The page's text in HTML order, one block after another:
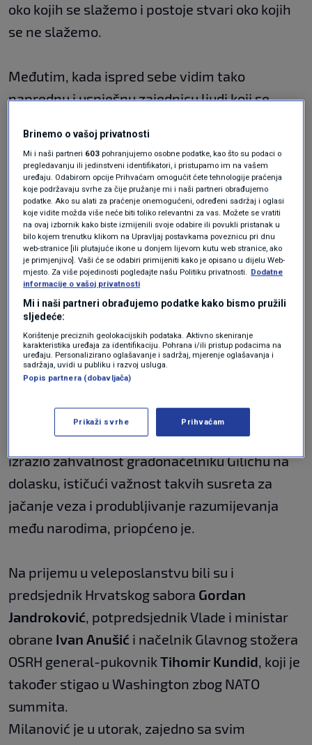
oko kojih se slažemo i postoje stvari oko kojih
se ne slažemo.
Međutim, kada ispred sebe vidim tako
naprednu i uspješnu zajednicu ljudi koji se
da zajedno piju i razmišljaju o Hrvatskoj, to mi
ispunjava srce optimizmom i uvjerenjem da
sve ovo što radim godinama nije bilo uzalud“,
rekao je između ostaloga predsjednikZoran
Milanovićna prijemu koji je organiziralo
veleposlanstvo RH u Washingtonu.
Došao i gradonačelnik
iz Mississippija
Milanović je posebno pozdravio
je doputovao čak iz Mississippija samo kako bi
prisustvovao svečanosti. U tom je smislu
izrazio zahvalnost gradonačelniku Gilichu na
dolasku, ističući važnost takvih susreta za
jačanje veza i produbljivanje razumijevanja
među narodima, priopćeno je.
Na prijemu u veleposlanstvu bili su i
predsjednik Hrvatskog sabora Gordan
Jandroković, potpredsjednik Vlade i ministar
obrane Ivan Anušić i načelnik Glavnog stožera
OSRH general-pukovnik Tihomir Kundid, koji je
također stigao u Washington zbog NATO
summita.
Milanović je u utorak, zajedno sa svim
Brinemo o vašoj privatnosti
Mi i naši partneri 603 pohranjujemo osobne podatke, kao što su podaci o
pregledavanju ili jedinstveni identifikatori, i pristupamo im na vašem
uređaju. Odabirom opcije Prihvaćam omogućit ćete tehnologije praćenja
koje podržavaju svrhe za čije pružanje mi i naši partneri obrađujemo
podatke. Ako su alati za praćenje onemogućeni, određeni sadržaj i oglasi
koje vidite možda više neće biti toliko relevantni za vas. Možete se vratiti
na ovaj izbornik kako biste izmijenili svoje odabire ili povukli pristanak u
bilo kojem trenutku klikom na Upravljaj postavkama poveznicu pri dnu
web-stranice [ili plutajuće ikone u donjem lijevom kutu web stranice, ako
je primjenjivo]. Vaši će se odabiri primijeniti kako je opisano u dijelu Web-
mjesto. Za više pojedinosti pogledajte našu Politiku privatnosti. Dodatne
informacije o vašoj privatnosti
Mi i naši partneri obrađujemo podatke kako bismo pružili
sljedeće:
Korištenje preciznih geolokacijskih podataka. Aktivno skeniranje
karakteristika uređaja za identifikaciju. Pohrana i/ili pristup podacima na
uređaju. Personalizirano oglašavanje i sadržaj, mjerenje oglašavanja i
sadržaja, uvidi u publiku i razvoj usluga.
Popis partnera (dobavljača)
Prikaži svrhe Prihvaćam